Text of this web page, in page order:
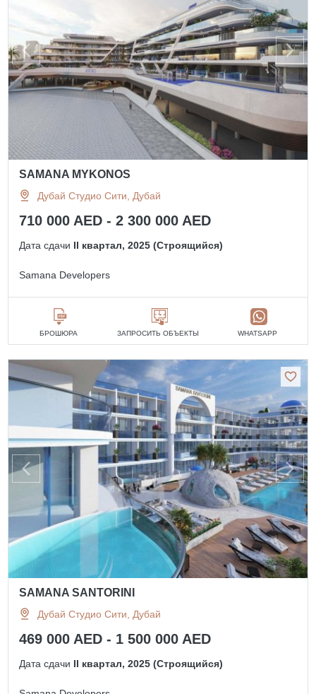
SAMANA MYKONOS
Дубай Студио Сити, Дубай
710 000 AED - 2 300 000 AED
Дата сдачи II квартал, 2025 (Строящийся)
Samana Developers
БРОШЮРА ЗАПРОСИТЬ ОБЪЕКТЫ WHATSAPP
SAMANA SANTORINI
Дубай Студио Сити, Дубай
469 000 AED - 1 500 000 AED
Дата сдачи II квартал, 2025 (Строящийся)